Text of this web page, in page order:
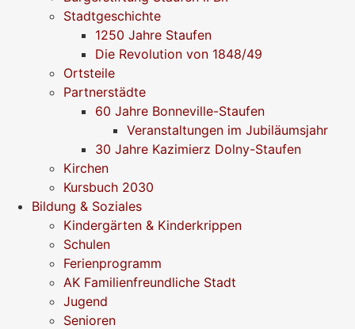
Stadtgeschichte
1250 Jahre Staufen
Die Revolution von 1848/49
Ortsteile
Partnerstädte
60 Jahre Bonneville-Staufen
Veranstaltungen im Jubiläumsjahr
30 Jahre Kazimierz Dolny-Staufen
Kirchen
Kursbuch 2030
Bildung & Soziales
Kindergärten & Kinderkrippen
Schulen
Ferienprogramm
AK Familienfreundliche Stadt
Jugend
Senioren